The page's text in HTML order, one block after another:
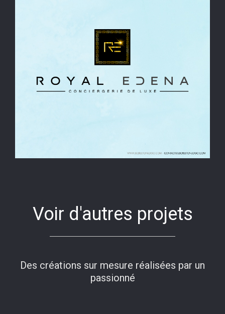
Voir d'autres projets
Des créations sur mesure réalisées par un
passionné